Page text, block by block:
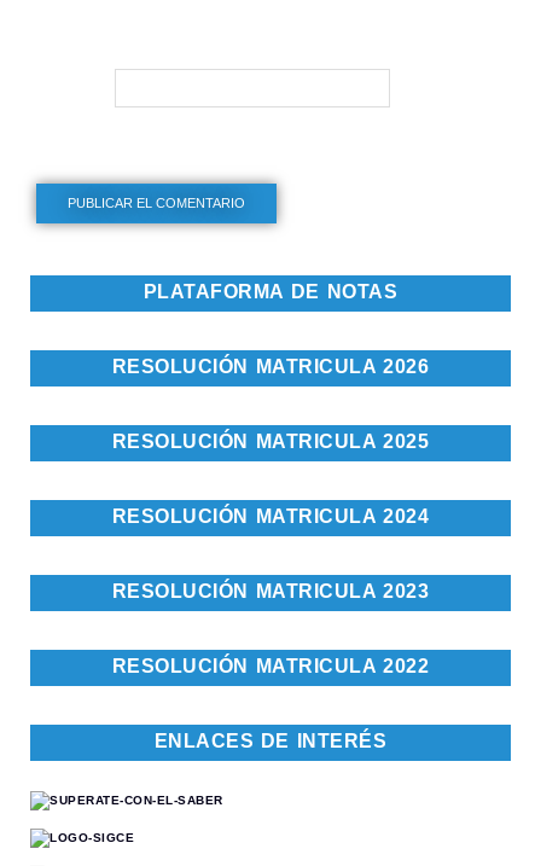
PLATAFORMA DE NOTAS
RESOLUCIÓN MATRICULA 2026
RESOLUCIÓN MATRICULA 2025
RESOLUCIÓN MATRICULA 2024
RESOLUCIÓN MATRICULA 2023
RESOLUCIÓN MATRICULA 2022
ENLACES DE INTERÉS